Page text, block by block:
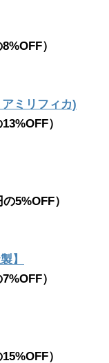
）
ミリフィカ)
）
5%OFF）
】
）
）